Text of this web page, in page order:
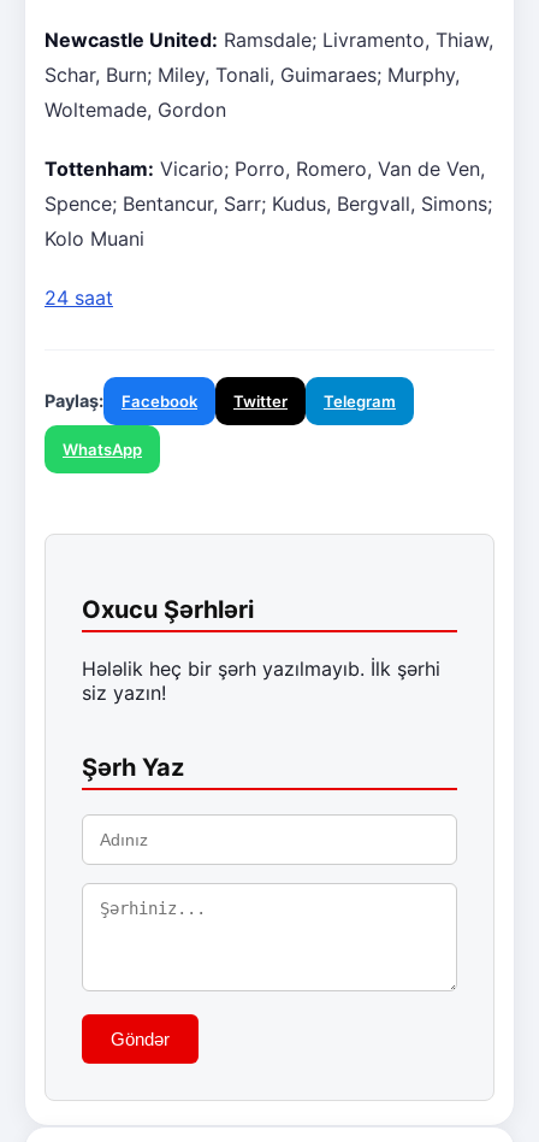
Newcastle United: Ramsdale; Livramento, Thiaw,
Schar, Burn; Miley, Tonali, Guimaraes; Murphy,
Woltemade, Gordon
Tottenham: Vicario; Porro, Romero, Van de Ven,
Spence; Bentancur, Sarr; Kudus, Bergvall, Simons;
Kolo Muani
24 saat
Paylaş: Facebook Twitter Telegram
WhatsApp
Oxucu Şərhləri
Hələlik heç bir şərh yazılmayıb. İlk şərhi
siz yazın!
Şərh Yaz
Göndər